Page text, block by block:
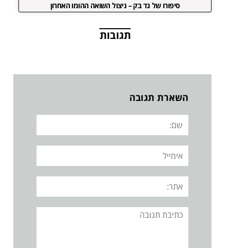
סיפורו של גד בק – ניצול השואה ההומו האחרון
תגובות
השארת תגובה
שם:
אימייל
אתר:
תגובה